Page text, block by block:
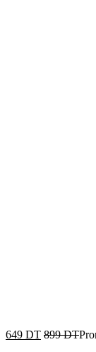
649 DT 899DT